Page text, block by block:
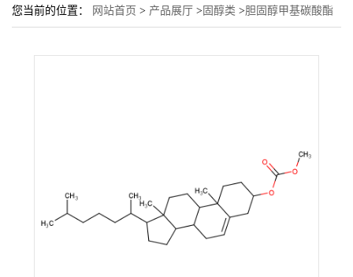
您当前的位置： 网站首页 > 产品展厅 > 固醇类 >胆固醇甲基碳酸酯